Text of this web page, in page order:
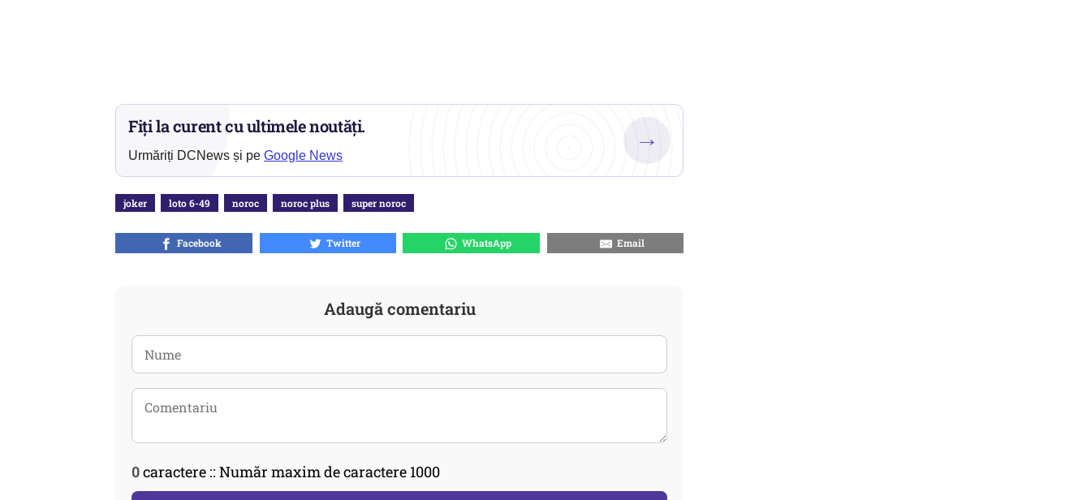
Fiți la curent cu ultimele noutăți.
Urmăriți DCNews și pe Google News
→
joker loto 6-49 noroc noroc plus super noroc
Facebook Twitter WhatsApp Email
Adaugă comentariu
0caractere :: Număr maxim de caractere 1000